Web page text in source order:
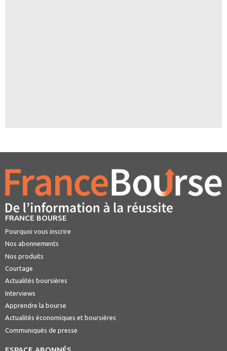
FRANCE BOURSE
Pourquoi vous inscrire
Nos abonnements
Nos produits
Courtage
Actualités boursières
Interviews
Apprendre la bourse
Actualités économiques et boursières
Communiqués de presse